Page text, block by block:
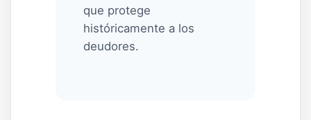
que protege
históricamente a los
deudores.